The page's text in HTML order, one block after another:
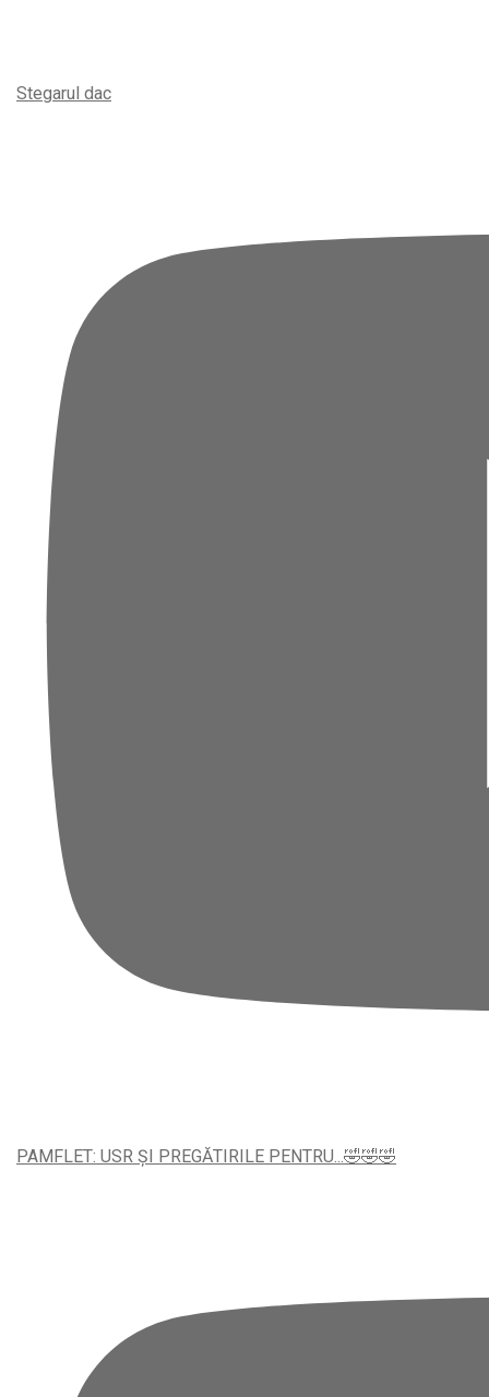
Stegarul dac
PAMFLET: USR ȘI PREGĂTIRILE PENTRU...🤣🤣🤣